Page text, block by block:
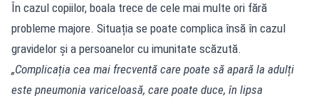
În cazul copiilor, boala trece de cele mai multe ori fără
probleme majore. Situația se poate complica însă în cazul
gravidelor și a persoanelor cu imunitate scăzută.
„Complicația cea mai frecventă care poate să apară la adulți
este pneumonia variceloasă, care poate duce, în lipsa